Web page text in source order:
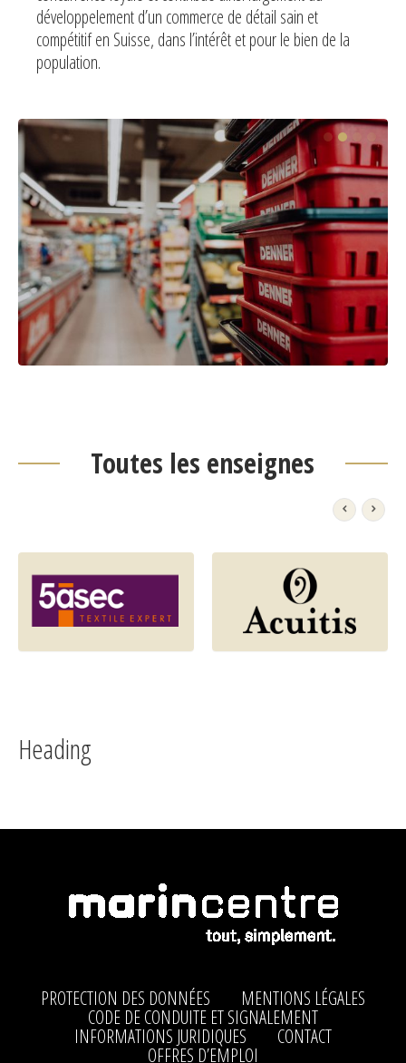
développelement d’un commerce de détail sain et
compétitif en Suisse, dans l’intérêt et pour le bien de la
population.
Toutes les enseignes
Heading
PROTECTION DES DONNÉES MENTIONS LÉGALES
CODE DE CONDUITE ET SIGNALEMENT
INFORMATIONS JURIDIQUES CONTACT
OFFRES D’EMPLOI